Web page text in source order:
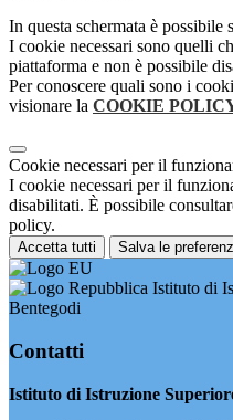
In questa schermata è
I cookie necessari sono quelli
piattaforma e non è possibile
Per conoscere quali sono i
visionare la COOKIE
Cookie necessari per il
I cookie necessari per il
disabilitati. È possibile
policy.
Accetta tutti Salva le
Istituto di
Bentegodi
Contatti
Istituto di Istruzione